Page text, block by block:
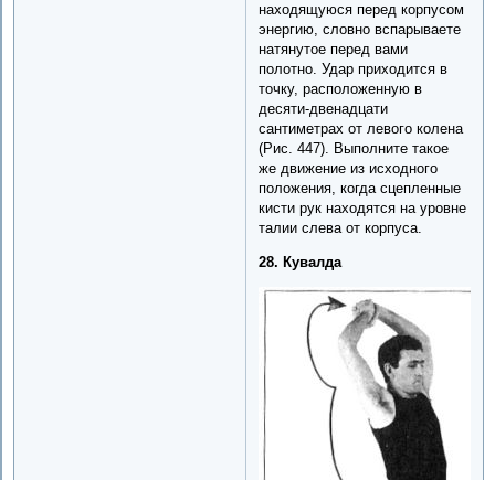
находящуюся перед корпусом
энергию, словно вспарываете
натянутое перед вами
полотно. Удар приходится в
точку, расположенную в
десяти-двенадцати
сантиметрах от левого колена
(Рис. 447). Выполните такое
же движение из исходного
положения, когда сцепленные
кисти рук находятся на уровне
талии слева от корпуса.
28. Кувалда